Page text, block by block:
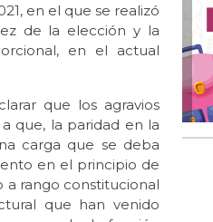
en el que se realizó
de la elección y la
en el actual
que los agravios
que, la paridad en la
carga que se deba
en el principio de
a rango constitucional
que han venido